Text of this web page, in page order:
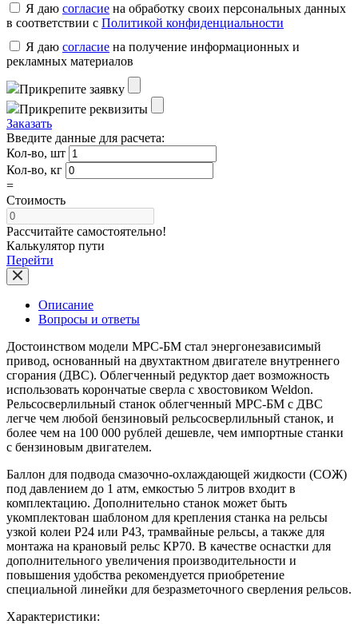
Я даю согласие на обработку своих персональных данных
в соответствии с Политикой конфиденциальности
Я даю согласие на получение информационных и
рекламных материалов
Прикрепите заявку
Прикрепите реквизиты
Заказать
Введите данные для расчета:
Кол-во, шт
Кол-во, кг
=
Стоимость
Рассчитайте самостоятельно!
Калькулятор пути
Перейти
Описание
Вопросы и ответы
Достоинством модели МРС-БМ стал энергонезависимый
привод, основанный на двухтактном двигателе внутреннего
сгорания (ДВС). Облегченный редуктор дает возможность
использовать корончатые сверла с хвостовиком Weldon.
Рельсосверлильный станок облегченный МРС-БМ с ДВС
легче чем любой бензиновый рельсосверлильный станок, и
более чем на 100 000 рублей дешевле, чем импортные станки
с бензиновым двигателем.
Баллон для подвода смазочно-охлаждающей жидкости (СОЖ)
под давлением до 1 атм, емкостью 5 литров входит в
комплектацию. Дополнительно станок может быть
укомплектован шаблоном для крепления станка на рельсы
узкой колеи Р24 или Р43, трамвайные рельсы, а также для
монтажа на крановый рельс КР70. В качестве оснастки для
дополнительного увеличения производительности и
повышения удобства рекомендуется приобретение
специальной линейки для безразметочного сверления рельсов.
Характеристики: